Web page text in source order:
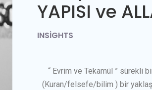
YAPISI ve
INSIGHTS
“ Evrim ve Tekamül ” sürekli
(Kuran/felsefe/bilim ) bir